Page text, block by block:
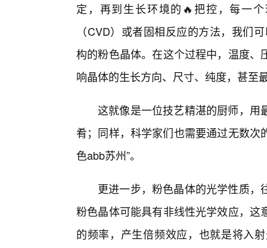
定，再到生长环境的🔥把控，每一
（CVD）或者固相反应的方法，我们
构的粉色晶体。在这个过程中，温度
响晶体的生长方向、尺寸、纯度，甚至
这就像是一位技艺精湛的厨师，用
肴；同样，科学家们也需要通过无数次
色abb苏州”。
更进一步，粉色晶体的光学性质
粉色晶体可能具有非线性光学效应，
的频率，产生倍频效应，也就是将入